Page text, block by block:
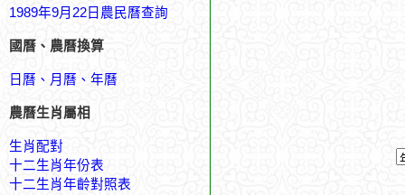
1989年9月22日農民曆查詢
國曆、農曆換算
日曆、月曆、年曆
農曆生肖屬相
生肖配對
十二生肖年份表
十二生肖年齡對照表